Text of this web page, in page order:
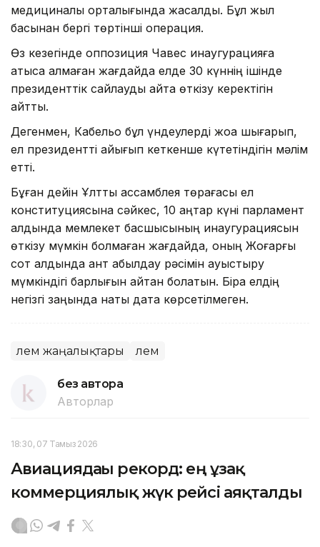
медициналық орталығында жасалды. Бұл жыл
басынан бергі төртінші операция.
Өз кезегінде оппозиция Чавес инаугурацияға
қатыса алмаған жағдайда елде 30 күннің ішінде
президенттік сайлауды қайта өткізу керектігін
айтты.
Дегенмен, Кабельо бұл үндеулерді жоққа шығарып,
ел президентті айығып кеткенше күтетіндігін мәлім
етті.
Бұған дейін Ұлттық ассамблея төрағасы ел
конституциясына сәйкес, 10 қаңтар күні парламент
алдында мемлекет басшысының инаугурациясын
өткізу мүмкін болмаған жағдайда, оның Жоғарғы
сот алдында ант қабылдау рәсімін ауыстыру
мүмкіндігі барлығын айтқан болатын. Бірақ елдің
негізгі заңында нақты дата көрсетілмеген.
Әлем жаңалықтары Әлем
без автора
Авторлар
18:30, 07 Тамыз 2026
Авиациядағы рекорд: ең ұзақ
коммерциялық жүк рейсі аяқталды